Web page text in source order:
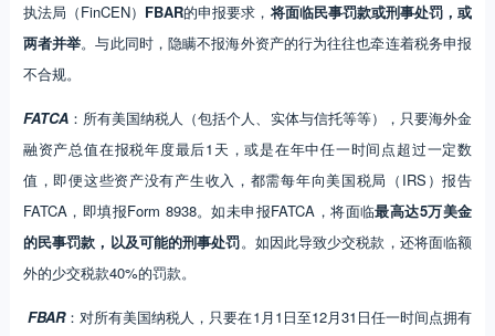
执法局（FinCEN） FBAR的申报要求， 将面临民事罚款或刑事处罚，或
两者并举。与此同时，隐瞒不报海外资产的行为往往也牵连着税务申报
不合规。
FATCA：所有美国纳税人（包括个人、实体与信托等等），只要海外金
融资产总值在报税年度最后1天，或是在年中任一时间点超过一定数
值，即便这些资产没有产生收入，都需每年向美国税局（IRS）报告
FATCA，即填报Form 8938。如未申报FATCA，将面临最高达5万美金
的民事罚款，以及可能的刑事处罚。如因此导致少交税款，还将面临额
外的少交税款40%的罚款。
FBAR：对所有美国纳税人，只要在1月1日至12月31日任一时间点拥有